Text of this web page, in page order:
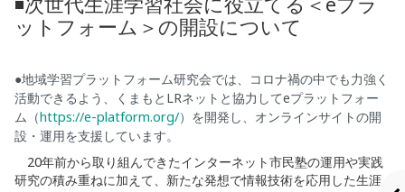
ットフォーム＞の開設について
●地域学習プラットフォーム研究会では、コロナ禍の中でも力強く
活動できるよう、くまもと LRネットと協力してeプラットフォー
ム（https://e-platform.org/）を開発し、オンラインサイトの開
設・運用を支援しています。
20年前から取り組んできたインターネット市民塾の運用や実践
研究の積み重ねに加えて、新たな発想で情報技術を応用した生涯